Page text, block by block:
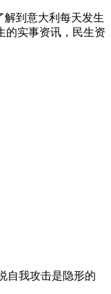
解到意大利每天发生
的实事资讯，民生资
自我攻击是隐形的